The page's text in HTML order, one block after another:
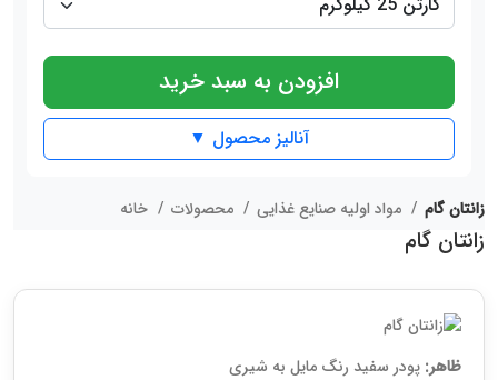
افزودن به سبد خرید
آنالیز محصول ▼
زانتان گام
زانتان گام
ظاهر: پودر سفید رنگ مایل به شیری